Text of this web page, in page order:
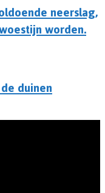
neerslag,
worden.
duinen